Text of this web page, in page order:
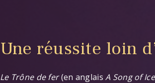
Une réussite loin
Le Trône de fer(en anglaisA Song of